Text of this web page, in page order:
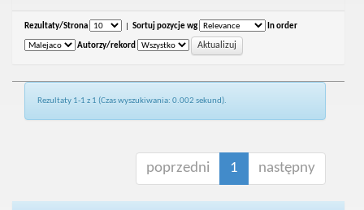
Rezultaty/Strona Sortuj pozycje wg In order
Autorzy/rekord
Rezultaty 1-1 z 1 (Czas wyszukiwania: 0.002 sekund).
poprzedni 1 następny